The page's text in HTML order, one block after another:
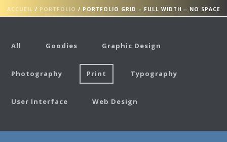
ACCUEIL / PORTFOLIO / PORTFOLIO GRID – FULL WIDTH – NO SPACE
All Goodies Graphic Design
Photography Print Typography
User Interface Web Design